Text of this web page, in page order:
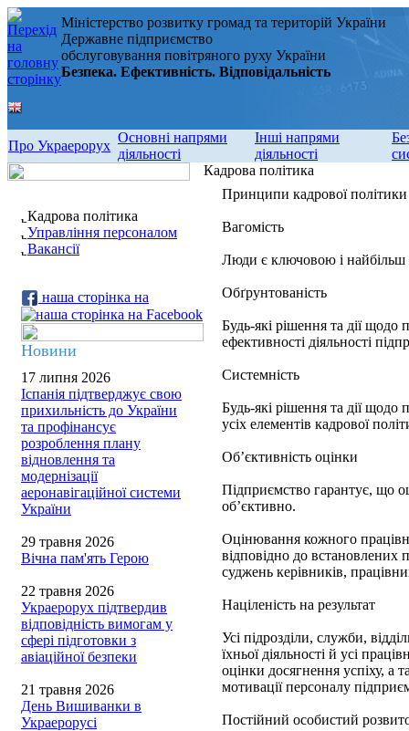
Міністерство розвитку громад та територій України
Державне підприємство
обслуговування повітряного руху України
Безпека. Ефективність. Відповідальність
Про Украерорух
Основні напрями
діяльності
Інші напрями
діяльності
Кадрова політика
Управління персоналом
Вакансії
наша сторінка на
Новини
17 липня 2026
Іспанія підтверджує свою
прихильність до України
та профінансує
розроблення плану
відновлення та
модернізації
аеронавігаційної системи
України
29 травня 2026
Вічна пам'ять Герою
22 травня 2026
Украерорух підтвердив
відповідність вимогам у
сфері підготовки з
авіаційної безпеки
21 травня 2026
День Вишиванки в
Украерорусі
Кадрова політика
Принципи кадрової
Вагомість
Люди є ключовою і найбільш
Обґрунтованість
Будь-які рішення та дії щодо
ефективності діяльності
Системність
Будь-які рішення та дії щодо
усіх елементів кадрової
Об’єктивність оцінки
Підприємство гарантує, що
об’єктивно.
Оцінювання кожного
відповідно до встановлених
суджень керівників,
Націленість на результат
Усі підрозділи, служби,
їхньої діяльності й усі
оцінки досягнення успіху, а
мотивації персоналу
Постійний особистий